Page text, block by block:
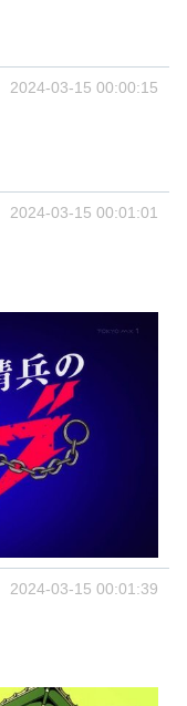
2024-03-15 00:00:15
2024-03-15 00:01:01
2024-03-15 00:01:39